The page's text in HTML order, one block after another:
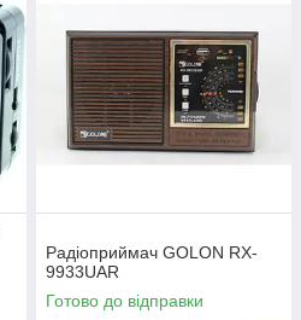
Радіоприймач GOLON RX-
9933UAR
Готово до відправки